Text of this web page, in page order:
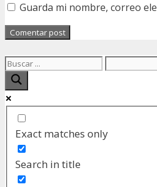
Guarda mi nombre, correo
Exact matches only
Search in title